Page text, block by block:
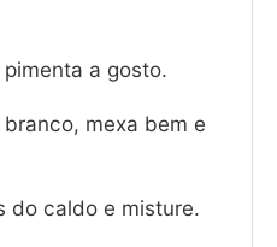
a gosto.
mexa bem e
do caldo e misture.